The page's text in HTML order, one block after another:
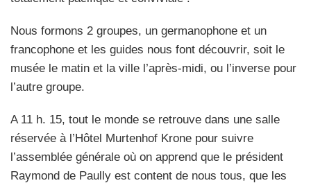
Nous formons 2 groupes, un germanophone et un
francophone et les guides nous font découvrir, soit le
musée le matin et la ville l’après-midi, ou l’inverse pour
l’autre groupe.
A 11 h. 15, tout le monde se retrouve dans une salle
réservée à l’Hôtel Murtenhof Krone pour suivre
l’assemblée générale où on apprend que le président
Raymond de Paully est content de nous tous, que les